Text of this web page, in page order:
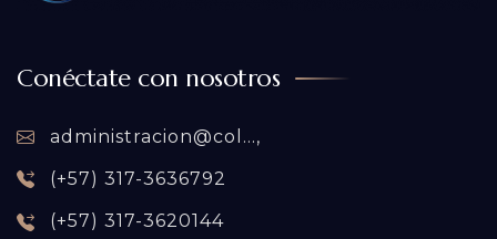
Conéctate con nosotros
administracion@col...,
(+57) 317-3636792
(+57) 317-3620144